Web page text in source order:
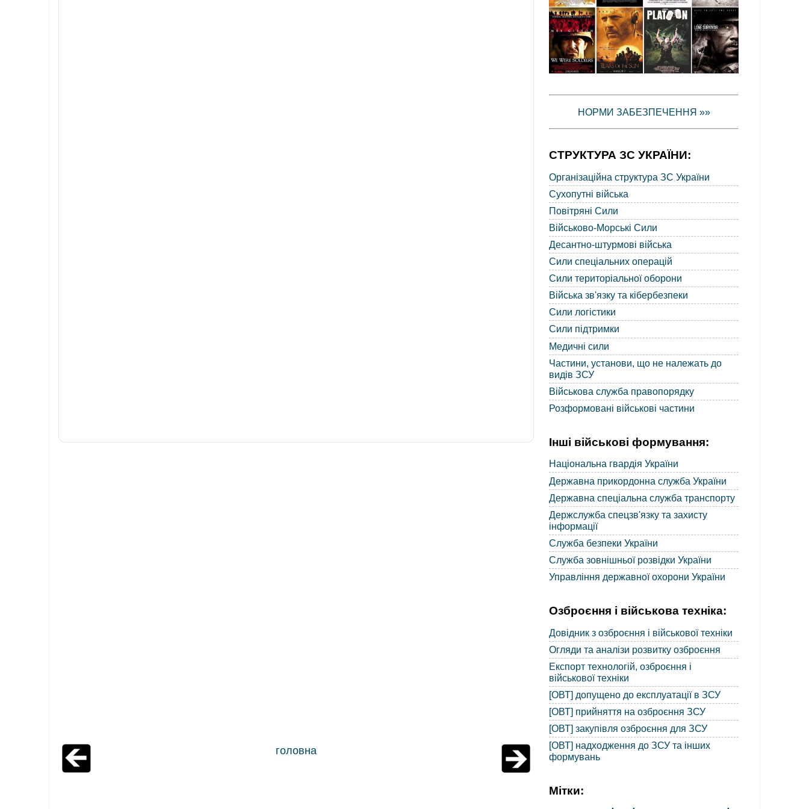
головна
НОРМИ ЗАБЕЗПЕЧЕННЯ »»
СТРУКТУРА ЗС УКРАЇНИ:
Організаційна структура ЗС України
Сухопутні війська
Повітряні Сили
Військово-Морські Сили
Десантно-штурмові війська
Сили спеціальних операцій
Сили територіальної оборони
Війська зв'язку та кібербезпеки
Сили логістики
Сили підтримки
Медичні сили
Частини, установи, що не належать до
видів ЗСУ
Військова служба правопорядку
Розформовані військові частини
Інші військові формування:
Національна гвардія України
Державна прикордонна служба України
Державна спеціальна служба транспорту
Держслужба спецзв'язку та захисту
інформації
Служба безпеки України
Служба зовнішньої розвідки України
Управління державної охорони України
Озброєння і військова техніка:
Довідник з озброєння і військової техніки
Огляди та аналізи розвитку озброєння
Експорт технологій, озброєння і
військової техніки
[ОВТ] допущено до експлуатації в ЗСУ
[ОВТ] прийняття на озброєння ЗСУ
[ОВТ] закупівля озброєння для ЗСУ
[ОВТ] надходження до ЗСУ та інших
формувань
Мітки: